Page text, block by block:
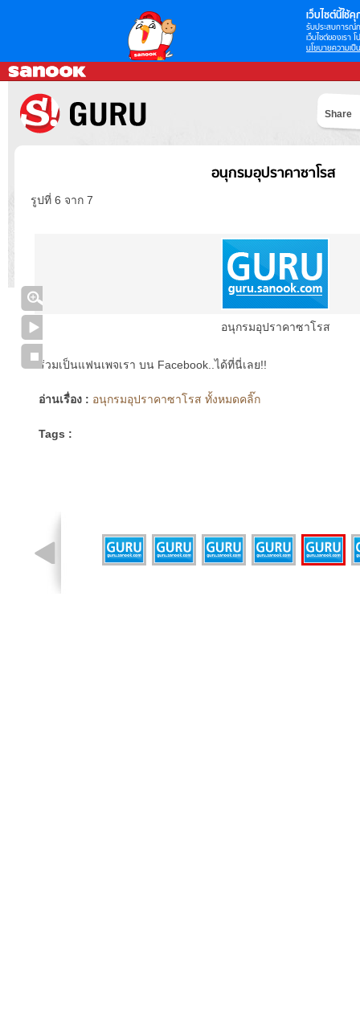
เว็บไซต์นี้ใช้คุ
รับประสบการณ์
เว็บไซต์ของเรา
นโยบายความเป็
Share
อนุกรมอุปราคาซาโรส
รูปที่ 6 จาก 7
อนุกรมอุปราคาซาโรส
ร่วมเป็นแฟนเพจเรา บน Facebook..ได้ที่นี่เลย!!
อ่านเรื่อง : อนุกรมอุปราคาซาโรส ทั้งหมดคลิ๊ก
Tags :